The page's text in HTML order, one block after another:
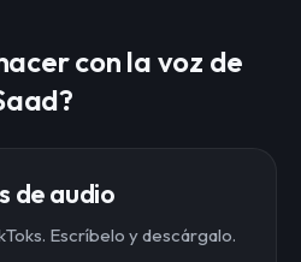
con la voz de
de audio
Escríbelo y descárgalo.